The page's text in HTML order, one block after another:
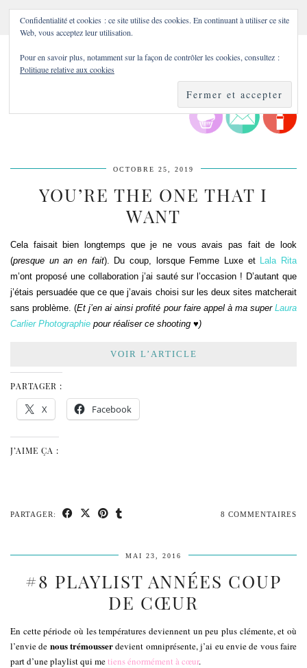
OCTOBRE 25, 2019
YOU’RE THE ONE THAT I
WANT
Cela faisait bien longtemps que je ne vous avais pas fait de look
(presque un an en fait). Du coup, lorsque Femme Luxe et
Lala Rita
m’ont proposé une collaboration j’ai sauté sur l’occasion ! D’autant que
j’étais persuadée que ce que j’avais choisi sur les deux sites matcherait
sans problème. (Et j’en ai ainsi profité pour faire appel à ma superLaura
Carlier Photographie pour réaliser ce shooting ♥)
VOIR L’ARTICLE
PARTAGER :
X Facebook
J’AIME ÇA :
PARTAGER: 8 COMMENTAIRES
MAI 23, 2016
#8 PLAYLIST ANNÉES COUP
DE CŒUR
En cette période où les températures deviennent un peu plus clémente, et où
l’envie de nous trémousserdevient omniprésente, j’ai eu envie de vous faire
part d’une playlist qui metiens énormément à cœur.
Confidentialité et cookies : ce site utilise des cookies. En continuant à utiliser ce site
Web, vous acceptez leur utilisation.
Pour en savoir plus, notamment sur la façon de contrôler les cookies, consultez :
Politique relative aux cookies